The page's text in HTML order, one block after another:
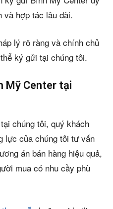
và hợp tác lâu dài.
lý rõ ràng và chính chủ
ký gửi tại chúng tôi.
Mỹ Center tại
chúng tôi, quý khách
lực của chúng tôi tư vấn
án bán hàng hiệu quả,
mua có nhu cầy phù